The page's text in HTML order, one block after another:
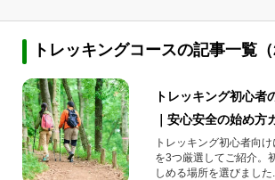
トレッキングコースの記事一覧（
トレッキング初心者
｜安心安全の始め方
トレッキング初心者向
を3つ厳選してご紹介。
しめる場所を選びました...